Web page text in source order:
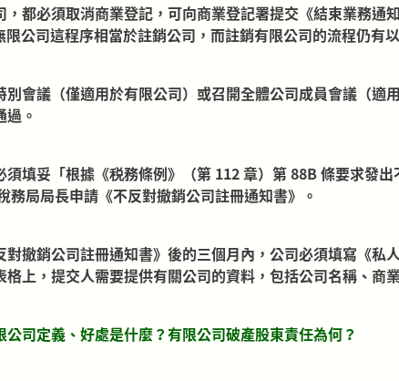
都必須取消商業登記，可向商業登記署提交《結束業務通
公司這程序相當於註銷公司，而註銷有限公司的流程仍有
別會議（僅適用於有限公司）或召開全體公司成員會議（
。
須填妥「根據《税務條例》（第 112 章）第 88B 條要求發
務局局長申請《不反對撤銷公司註冊通知書》。
對撤銷公司註冊通知書》後的三個月內，公司必須填寫《
上，提交人需要提供有關公司的資料，包括公司名稱、商
公司定義、好處是什麼？有限公司破產股東責任為何？